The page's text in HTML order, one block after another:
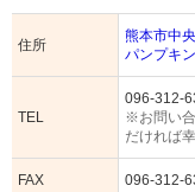
住所
熊本市中
パンプキ
TEL
096-312-
※お問い
だければ
FAX 096-312-